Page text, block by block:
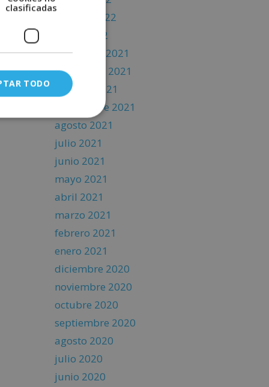
febrero 2022
enero 2022
diciembre 2021
noviembre 2021
octubre 2021
septiembre 2021
agosto 2021
julio 2021
junio 2021
mayo 2021
abril 2021
marzo 2021
febrero 2021
enero 2021
diciembre 2020
noviembre 2020
octubre 2020
septiembre 2020
agosto 2020
julio 2020
junio 2020
clasificadas
TODO